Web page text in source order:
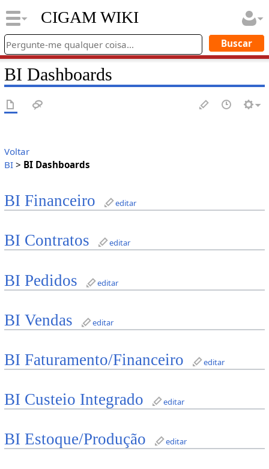
CIGAM WIKI
BI Dashboards
Voltar
BI> BI Dashboards
BI Financeiro editar
BI Contratos editar
BI Pedidos editar
BI Vendas editar
BI Faturamento/Financeiro editar
BI Custeio Integrado editar
BI Estoque/Produção editar